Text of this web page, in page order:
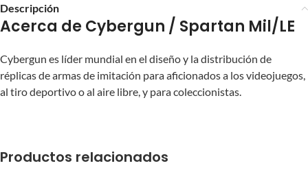
Descripción
Acerca de Cybergun / Spartan Mil/LE
Cybergun es líder mundial en el diseño y la distribución de
réplicas de armas de imitación para aficionados a los videojuegos,
al tiro deportivo o al aire libre, y para coleccionistas.
Productos relacionados